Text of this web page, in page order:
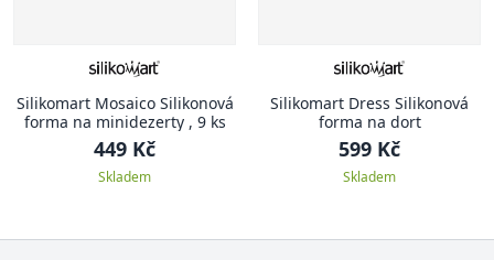
Silikomart Mosaico Silikonová
forma na minidezerty , 9 ks
449 Kč
Skladem
Silikomart Dress Silikonová
forma na dort
599 Kč
Skladem